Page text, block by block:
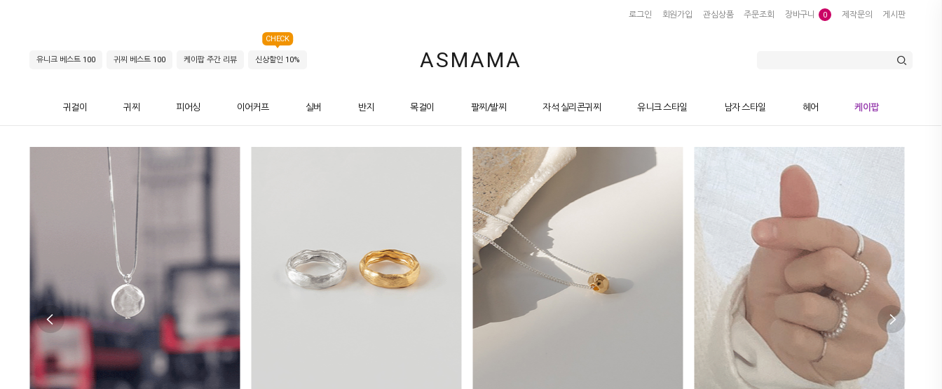
로그인 회원가입 관심상품 주문조회 장바구니 0 제작문의 게시판
ASMAMA
유니크 베스트 100 귀찌 베스트 100 케이팝 주간 리뷰 신상할인 10%
CHECK
귀걸이 귀찌 피어싱 이어커프 실버 반지 목걸이 팔찌/발찌 자석 실리콘귀찌 유니크 스타일 남자 스타일 헤어 케이팝